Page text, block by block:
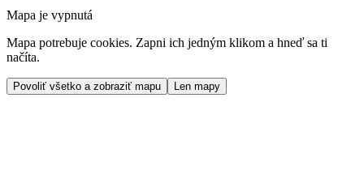
Mapa je vypnutá
Mapa potrebuje cookies. Zapni ich jedným klikom a hneď sa ti
načíta.
Povoliť všetko a zobraziť mapu Len mapy